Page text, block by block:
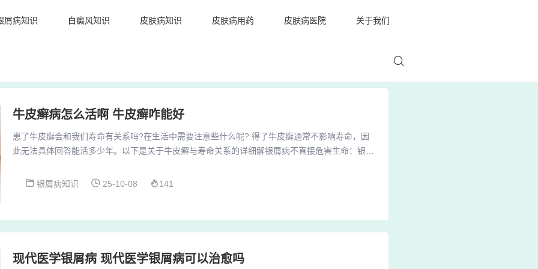
屑病知识 白癜风知识 皮肤病知识 皮肤病用药 皮肤病医院 关于我们
牛皮癣病怎么活啊 牛皮癣咋能好
患了牛皮癣会和我们寿命有关系吗?在生活中需要注意些什么呢? 得了牛皮癣通常不影响寿命，因
此无法具体回答能活多少年。以下是关于牛皮癣与寿命关系的详细解银屑病不直接危害生命：银屑
副作用可能影响寿命：在治疗过程中，一些患者可能急于求成，使用副作用较大的药物。银屑病不
银屑病知识 25-10-08 141
现代医学银屑病 现代医学银屑病可以治愈吗